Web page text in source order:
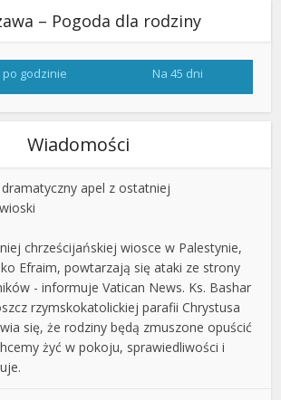
– Pogoda dla rodziny
godzinie Na 45 dni
Wiadomości
apel z ostatniej
chrześcijańskiej wiosce w Palestynie,
Efraim, powtarzają się ataki ze strony
- informuje Vatican News. Ks. Bashar
rzymskokatolickiej parafii Chrystusa
się, że rodziny będą zmuszone opuścić
żyć w pokoju, sprawiedliwości i